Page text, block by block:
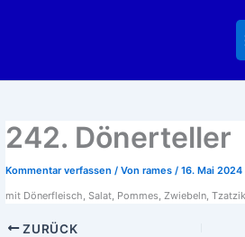
242. Dönerteller
Kommentar verfassen / Von rames / 16. Mai 2024
mit Dönerfleisch, Salat, Pommes, Zwiebeln,
ZURÜCK